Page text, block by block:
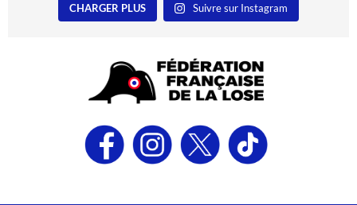
CHARGER PLUS Suivre sur Instagram